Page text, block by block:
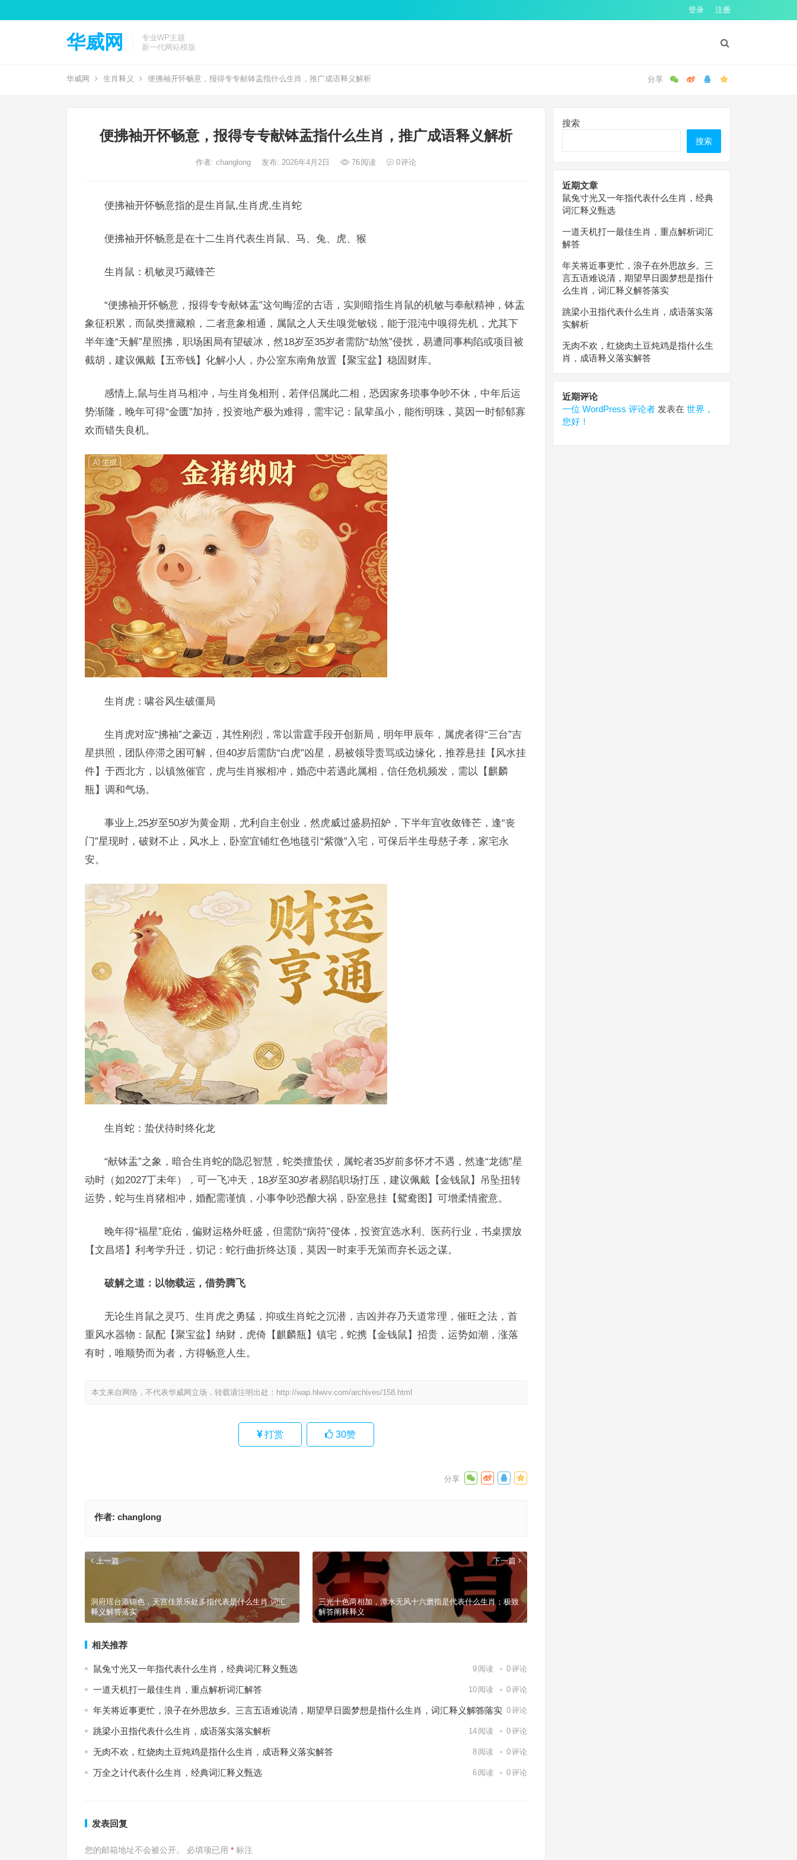
登录 注册
华威网
专业WP主题
新一代网站模版
华威网 生肖释义 便拂袖开怀畅意，报得专专献钵盂指什么生肖，推广成语释义解析
便拂袖开怀畅意，报得专专献钵盂指什么生肖，推广成语释义解析
作者: changlong 发布: 2026年4月2日 76阅读 0评论
便拂袖开怀畅意指的是生肖鼠,生肖虎,生肖蛇
便拂袖开怀畅意是在十二生肖代表生肖鼠、马、兔、虎、猴
生肖鼠：机敏灵巧藏锋芒
“便拂袖开怀畅意，报得专专献钵盂”这句晦涩的古语，实则暗指生肖鼠的机敏与奉献精神，钵盂
象征积累，而鼠类擅藏粮，二者意象相通，属鼠之人天生嗅觉敏锐，能于混沌中嗅得先机，尤其下
半年逢“天解”星照拂，职场困局有望破冰，然18岁至35岁者需防“劫煞”侵扰，易遭同事构陷或项目被
截胡，建议佩戴【五帝钱】化解小人，办公室东南角放置【聚宝盆】稳固财库。
感情上,鼠与生肖马相冲，与生肖兔相刑，若伴侣属此二相，恐因家务琐事争吵不休，中年后运
势渐隆，晚年可得“金匮”加持，投资地产极为难得，需牢记：鼠辈虽小，能衔明珠，莫因一时郁郁寡
欢而错失良机。
生肖虎：啸谷风生破僵局
生肖虎对应“拂袖”之豪迈，其性刚烈，常以雷霆手段开创新局，明年甲辰年，属虎者得“三台”吉
星拱照，团队停滞之困可解，但40岁后需防“白虎”凶星，易被领导责骂或边缘化，推荐悬挂【风水挂
件】于西北方，以镇煞催官，虎与生肖猴相冲，婚恋中若遇此属相，信任危机频发，需以【麒麟
瓶】调和气场。
事业上,25岁至50岁为黄金期，尤利自主创业，然虎威过盛易招妒，下半年宜收敛锋芒，逢“丧
门”星现时，破财不止，风水上，卧室宜铺红色地毯引“紫微”入宅，可保后半生母慈子孝，家宅永
安。
生肖蛇：蛰伏待时终化龙
“献钵盂”之象，暗合生肖蛇的隐忍智慧，蛇类擅蛰伏，属蛇者35岁前多怀才不遇，然逢“龙德”星
动时（如2027丁未年），可一飞冲天，18岁至30岁者易陷职场打压，建议佩戴【金钱鼠】吊坠扭转
运势，蛇与生肖猪相冲，婚配需谨慎，小事争吵恐酿大祸，卧室悬挂【鸳鸯图】可增柔情蜜意。
晚年得“福星”庇佑，偏财运格外旺盛，但需防“病符”侵体，投资宜选水利、医药行业，书桌摆放
【文昌塔】利考学升迁，切记：蛇行曲折终达顶，莫因一时束手无策而弃长远之谋。
破解之道：以物载运，借势腾飞
无论生肖鼠之灵巧、生肖虎之勇猛，抑或生肖蛇之沉潜，吉凶并存乃天道常理，催旺之法，首
重风水器物：鼠配【聚宝盆】纳财，虎倚【麒麟瓶】镇宅，蛇携【金钱鼠】招贵，运势如潮，涨落
有时，唯顺势而为者，方得畅意人生。
本文来自网络，不代表华威网立场，转载请注明出处： http://wap.hlwvv.com/archives/158.html
打赏 30赞
作者: changlong
上一篇
洞府瑶台添锦色，天宫佳景乐处多指代表是什么生肖·词汇
释义解答落实
下一篇
三光十色两相加，潭水无风十六磨指是代表什么生肖；极致
解答阐释释义
相关推荐
鼠兔寸光又一年指代表什么生肖，经典词汇释义甄选 9 阅读 0评论
一道天机打一最佳生肖，重点解析词汇解答 10 阅读 0评论
年关将近事更忙，浪子在外思故乡。三言五语难说清，期望早日圆梦想是指什么生肖，词汇释义解答落实
12阅读 0评论
跳梁小丑指代表什么生肖，成语落实落实解析 14 阅读 0评论
无肉不欢，红烧肉土豆炖鸡是指什么生肖，成语释义落实解答 8 阅读 0评论
万全之计代表什么生肖，经典词汇释义甄选 6 阅读 0评论
发表回复
您的邮箱地址不会被公开。 必填项已用 * 标注
搜索
搜索
近期文章
鼠兔寸光又一年指代表什么生肖，经典
词汇释义甄选
一道天机打一最佳生肖，重点解析词汇
解答
年关将近事更忙，浪子在外思故乡。三
言五语难说清，期望早日圆梦想是指什
么生肖，词汇释义解答落实
跳梁小丑指代表什么生肖，成语落实落
实解析
无肉不欢，红烧肉土豆炖鸡是指什么生
肖，成语释义落实解答
近期评论
一位 WordPress 评论者 发表在 世界，
您好！